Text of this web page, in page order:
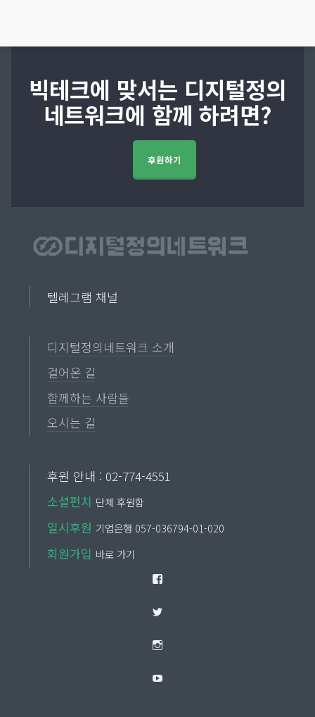
빅테크에 맞서는 디지털정의
네트워크에 함께 하려면?
후원하기
텔레그램 채널
디지털정의네트워크 소개
걸어온 길
함께하는 사람들
오시는 길
후원 안내 : 02-774-4551
소셜펀치 단체 후원함
일시후원 기업은행 057-036794-01-020
회원가입 바로 가기
Facebook
Twitter
Instagram
YouTube